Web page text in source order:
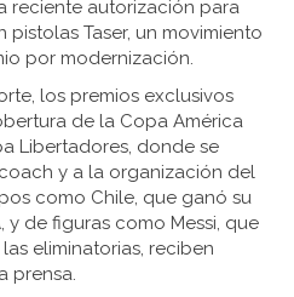
reciente autorización para
Taser, un movimiento
por modernización.
los premios exclusivos
de la Copa América
Libertadores, donde se
y a la organización del
como Chile, que ganó su
de figuras como Messi, que
eliminatorias, reciben
prensa.